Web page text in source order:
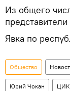
Из общего
Явка по
Общество
Юрий Чокан ЦИК